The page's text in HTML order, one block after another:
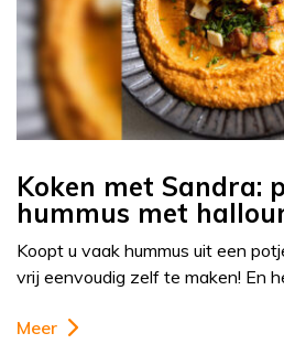
Koken met Sandra:
hummus met
Koopt u vaak hummus uit een
vrij eenvoudig zelf te maken! En
Meer